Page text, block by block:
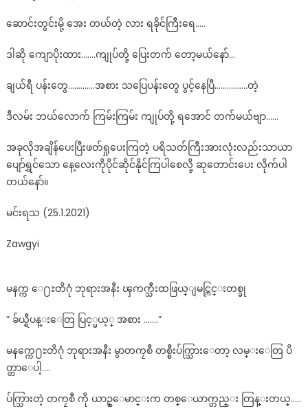
ဆောင်းတွင်းမို့ အေး တယ်တဲ့ လား ရခိုင်ကြီးရေ…..
ဒါဆို ကျောပိုးထား…….ကျုပ်တို့ ပြေးတက် တော့မယ်နော်…
ချယ်ရီ ပန်းတွေ………….အစား သပြေပန်းတွေ ပွင့်နေပြီ…………….တဲ့
ဒီလမ်း ဘယ်လောက် ကြမ်းကြမ်း ကျုပ်တို့ ရအောင် တက်မယ်ဗျာ……
အခုလိုအချိန်ပေးပြီးဖတ်ရှုပေးကြတဲ့ ပရိသတ်ကြီးအားလုံးလည်းသာယာ
ပျော်ရွှင်သော နေ့လေးကိုပိုင်ဆိုင်နိုင်ကြပါစေလို့ ဆုတောင်းပေး လိုက်ပါ
တယ်နော်။
မင်းရသ (25.1.2021)
Zawgyi
မနက္က ေ႐ႊတိဂုံ ဘုရားအနီး ၾကက္သီးထဖြယ္ျမင္ကြင္းတစ္ခု
” ခ်ယ္ရီပန္းေတြ ပြင့္မယ့္ အစား …….”
မနက္ကေ႐ႊတိဂုံ ဘုရားအနီး မွာတကၠစီ တစ္စီးပ်က္သြားေတာ့ လမ္းေတြ ပိ
တ္တာေပါ့….
ပ်က္သြားတဲ့ တကၠစီ ကို ယာဥ္ေမာင္းက တစ္ေယာက္တည္း တြန္းတယ္…..